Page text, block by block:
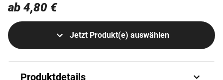
ab 4,80 €
Jetzt Produkt(e) auswählen
Produktdetails